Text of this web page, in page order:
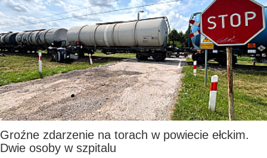
Groźne zdarzenie na torach w powiecie ełckim.
Dwie osoby w szpitalu